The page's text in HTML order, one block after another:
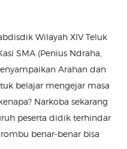
Wilayah XIV Teluk
SMA (Penius Ndraha,
Arahan dan
belajar mengejar masa
Narkoba sekarang
peserta didik terhindar
benar-benar bisa